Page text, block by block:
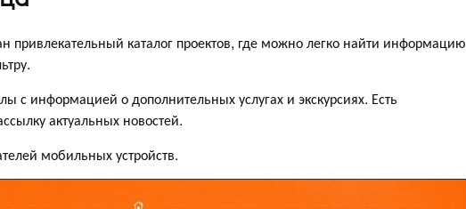
привлекательный каталог проектов, где можно легко найти информацию
с информацией о дополнительных услугах и экскурсиях. Есть
актуальных новостей.
мобильных устройств.